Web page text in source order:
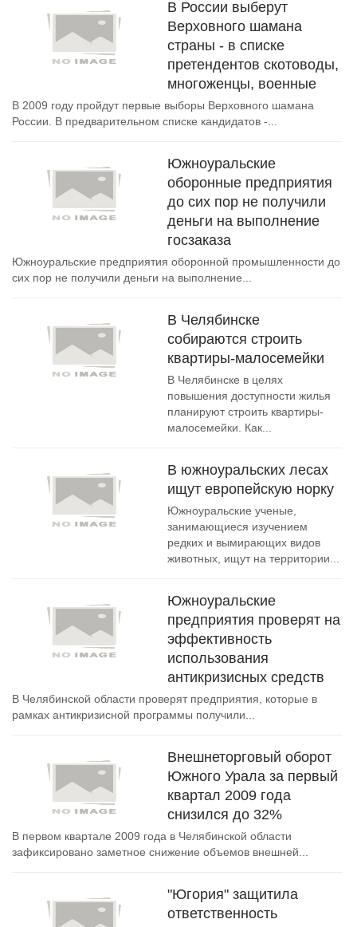
В России выберут
Верховного шамана
страны - в списке
претендентов скотоводы,
многоженцы, военные
В 2009 году пройдут первые выборы Верховного шамана
России. В предварительном списке кандидатов -...
Южноуральские
оборонные предприятия
до сих пор не получили
деньги на выполнение
госзаказа
Южноуральские предприятия оборонной промышленности до
сих пор не получили деньги на выполнение...
В Челябинске
собираются строить
квартиры-малосемейки
В Челябинске в целях
повышения доступности жилья
планируют строить квартиры-
малосемейки. Как...
В южноуральских лесах
ищут европейскую норку
Южноуральские ученые,
занимающиеся изучением
редких и вымирающих видов
животных, ищут на территории...
Южноуральские
предприятия проверят на
эффективность
использования
антикризисных средств
В Челябинской области проверят предприятия, которые в
рамках антикризисной программы получили...
Внешнеторговый оборот
Южного Урала за первый
квартал 2009 года
снизился до 32%
В первом квартале 2009 года в Челябинской области
зафиксировано заметное снижение объемов внешней...
"Югория" защитила
ответственность